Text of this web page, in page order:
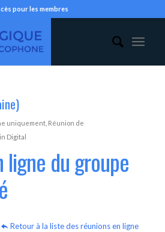
pour les membres
uniquement, Réunion de
Digital
ligne du groupe
Retour à la liste des réunions en ligne